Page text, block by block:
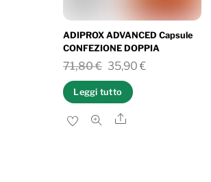
ADIPROX ADVANCED Capsule
CONFEZIONE DOPPIA
71,80€ Il
prezzo
originale
era:
35,90€Il
Leggi tutto
Share